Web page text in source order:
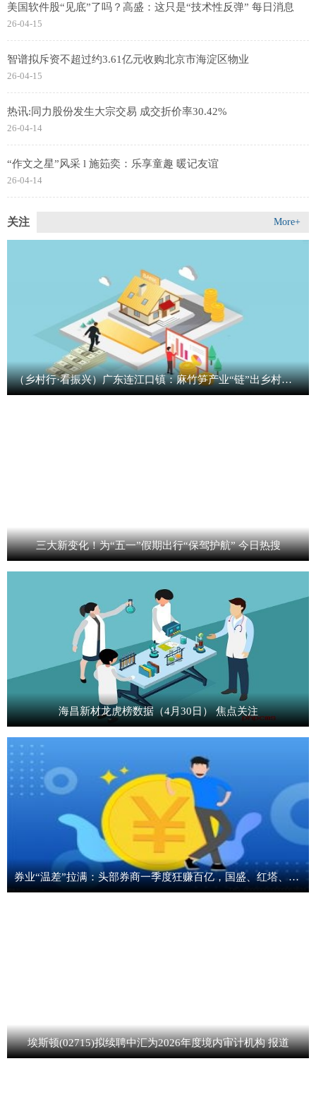
美国软件股“见底”了吗？高盛：这只是“技术性反弹” 每日消息
26-04-15
智谱拟斥资不超过约3.61亿元收购北京市海淀区物业
26-04-15
热讯:同力股份发生大宗交易 成交折价率30.42%
26-04-14
“作文之星”风采 l 施筎奕：乐享童趣 暖记友谊
26-04-14
关注 More+
（乡村行·看振兴）广东连江口镇：麻竹笋产业“链”出乡村全面振兴路
三大新变化！为“五一”假期出行“保驾护航” 今日热搜
海昌新材龙虎榜数据（4月30日） 焦点关注
券业“温差”拉满：头部券商一季度狂赚百亿，国盛、红塔、湘财等中小券商净利缩水_焦点简讯
埃斯顿(02715)拟续聘中汇为2026年度境内审计机构 报道